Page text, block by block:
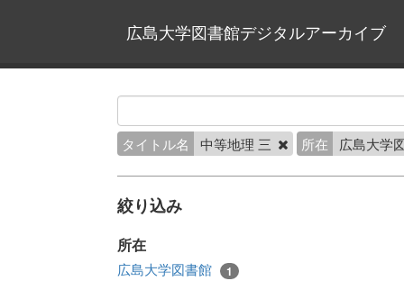
広島大学図書館デジタルアーカイブ
タイトル名 中等地理 三 所在 広島大学
絞り込み
所在
広島大学図書館 1